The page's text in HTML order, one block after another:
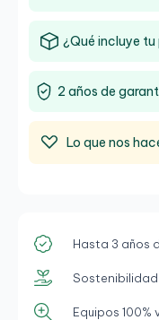
¿Qué incluye
2 años de
Lo que nos
Hasta 3 años
Equipos 100%